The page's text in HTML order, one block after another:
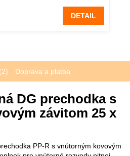
DETAIL
Doprava a platba
DG prechodka s
závitom 25 x
PP-R s vnútorným kovovým